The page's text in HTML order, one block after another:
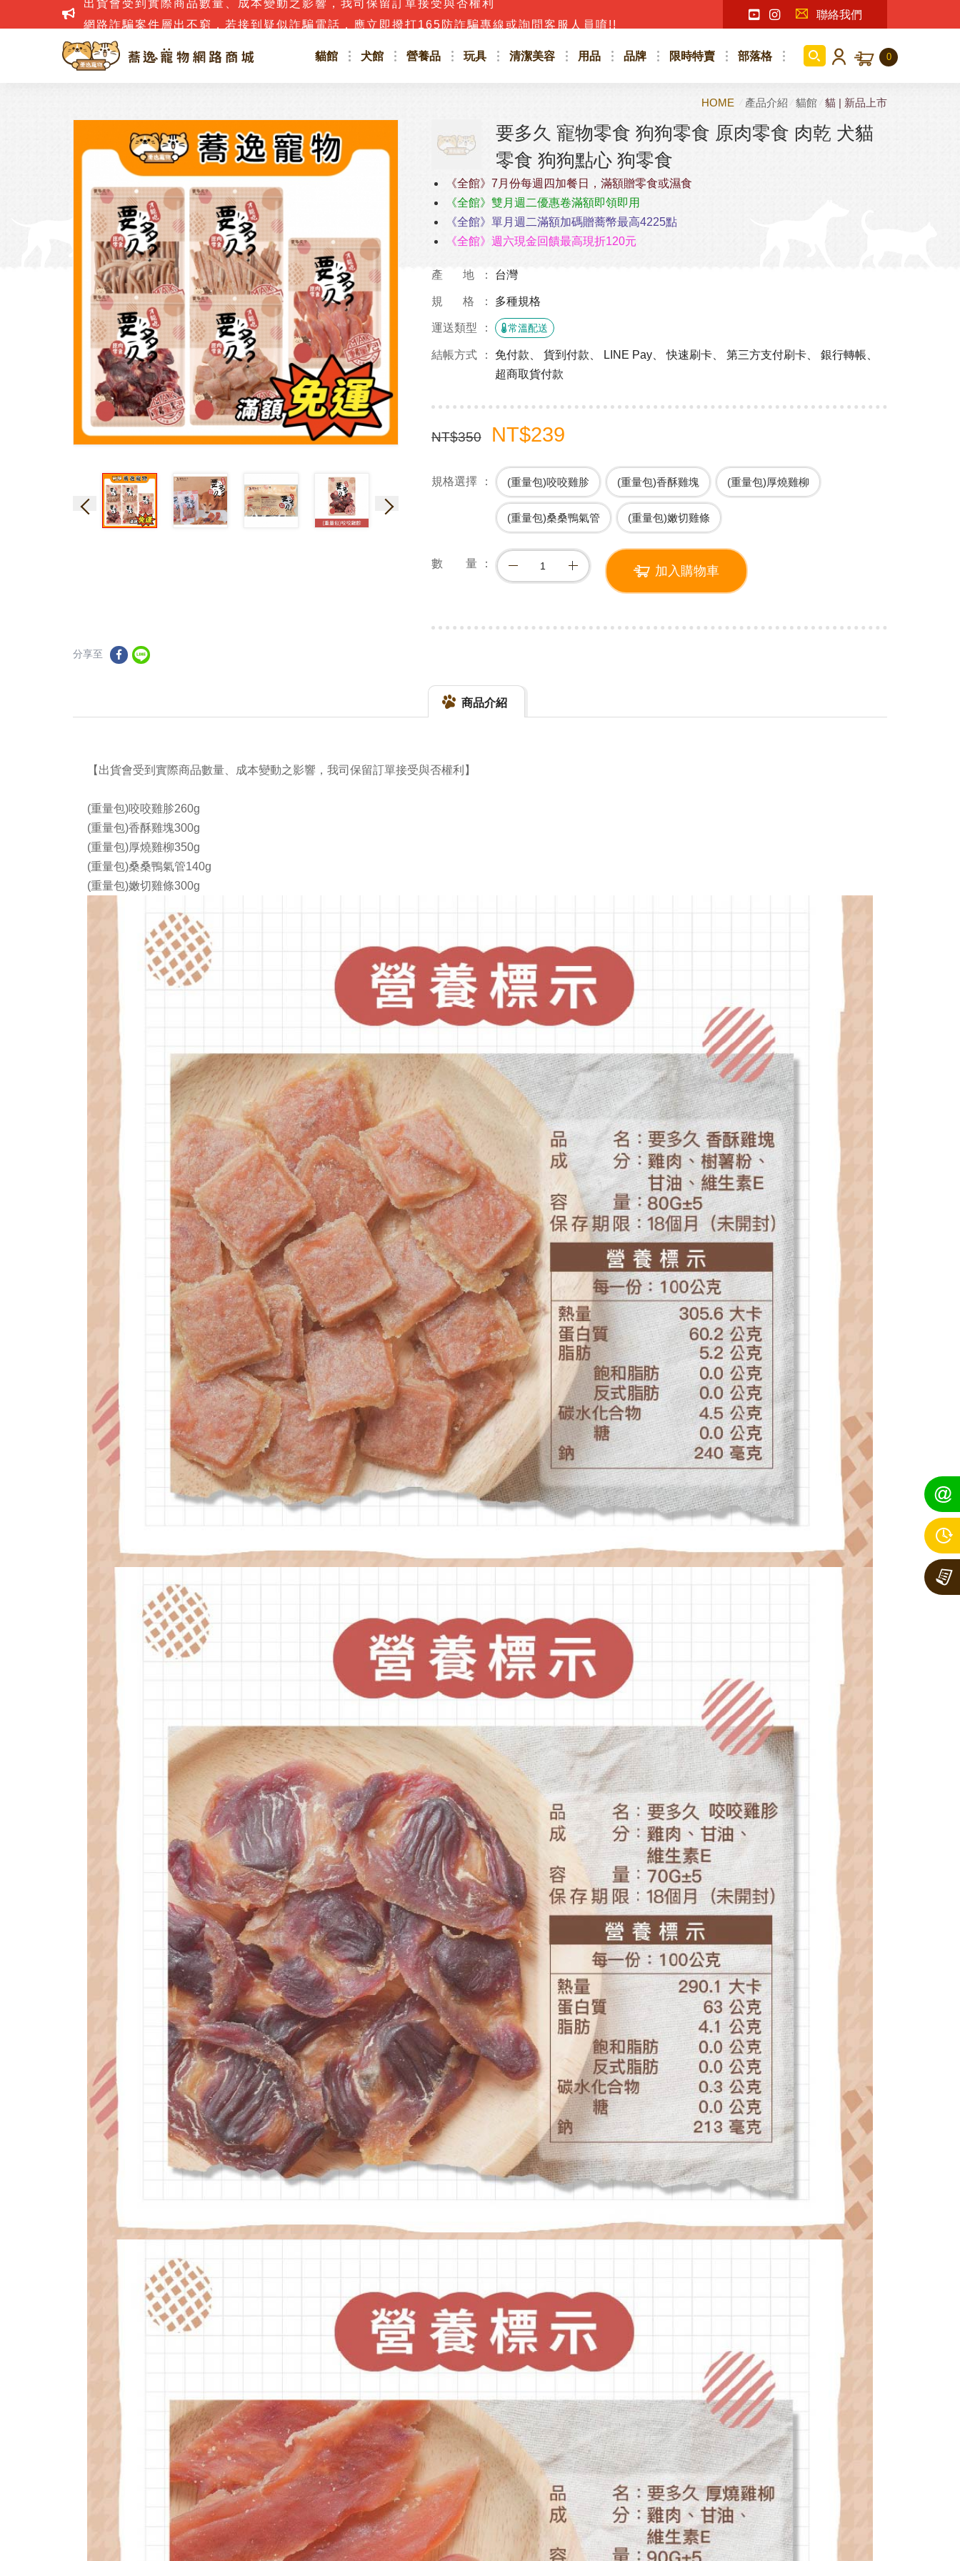
聯絡我們
貓館 犬館 營養品 玩具 清潔美容 用品 品牌 限時特賣 部落格 0
HOME 產品介紹 貓館 貓 | 新品上市
要多久 寵物零食 狗狗零食 原肉零食 肉乾 犬貓
零食 狗狗點心 狗零食
《全館》7月份每週四加餐日，滿額贈零食或濕食
《全館》雙月週二優惠卷滿額即領即用
《全館》單月週二滿額加碼贈蕎幣最高4225點
《全館》週六現金回饋最高現折120元
產 地 台灣
規 格 多種規格
運送類型 常溫配送
結帳方式
免付款、 貨到付款、 LINE Pay、 快速刷卡、 第三方支付刷卡、 銀行轉帳、
超商取貨付款
NT$350 NT$239
規格選擇 (重量包)咬咬雞胗 (重量包)香酥雞塊 (重量包)厚燒雞柳
(重量包)桑桑鴨氣管 (重量包)嫩切雞條
數 量
加入購物車
分享至
商品介紹
【出貨會受到實際商品數量、成本變動之影響，我司保留訂單接受與否權利】
(重量包)咬咬雞胗260g
(重量包)香酥雞塊300g
(重量包)厚燒雞柳350g
(重量包)桑桑鴨氣管140g
(重量包)嫩切雞條300g